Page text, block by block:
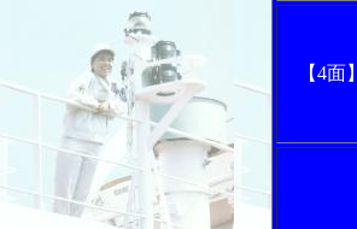
【4面】